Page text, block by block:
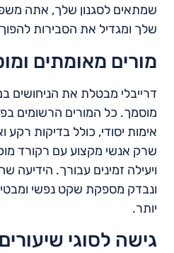
שמתאים לסגנון שלך, אתה
שלך ומגדיל את הסבירות
מורים מאומתים
דרייבלי מבטלת את הניחושים
מוסמך. כל המורים הרשומים
אימות יסודי, כולל בדיקות רקע
שרק אנשי מקצוע עם רקורד
ויעילה זמינים עבורך. הידיעה
ונבדק מספקת שקט נפשי
יותר.
גישה לסוגי